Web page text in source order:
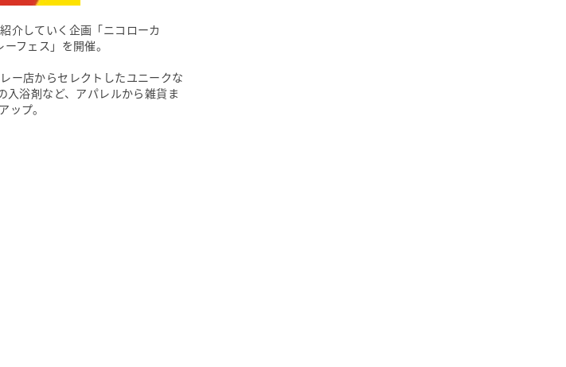
介していく企画「ニコローカ
フェス」を開催。
ー店からセレクトしたユニークな
浴剤など、アパレルから雑貨ま
プ。